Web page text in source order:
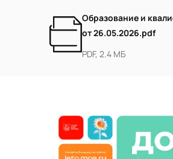
Образование и
от 26.05.2026.pdf
PDF, 2.4 МБ